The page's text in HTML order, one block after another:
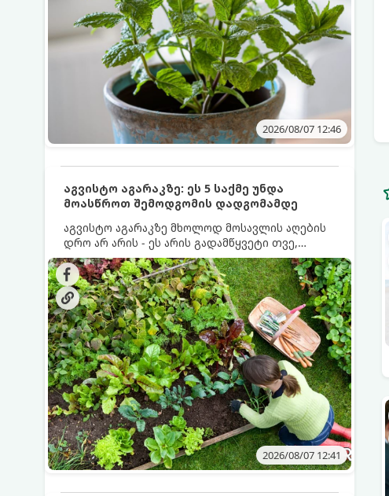
2026/08/07 12:46
აგვისტო აგარაკზე: ეს 5 საქმე უნდა
მოასწროთ შემოდგომის დადგომამდე
აგვისტო აგარაკზე მხოლოდ მოსავლის აღების
დრო არ არის - ეს არის გადამწყვეტი თვე,
როდესაც საფუძველი ეყრება მომავალი წლის
მოსავალს და ბაღი მზადდება შემოდგომა-
ზამთრის სეზონისთვის. იმისათვის, რომ
ნიადაგმა ენერგია აღიდგინოს, ხოლო
მცენარეებმა ზამთარს გაუძლონ, აგვისტოს
ბოლომდე 5 მნიშვნელოვანი საქმის გაკეთება
უნდა მოასწროთ:
2026/08/07 12:41